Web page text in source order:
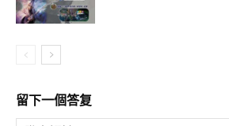
留下一個答复